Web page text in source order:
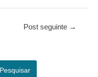
Post seguinte →
Pesquisar